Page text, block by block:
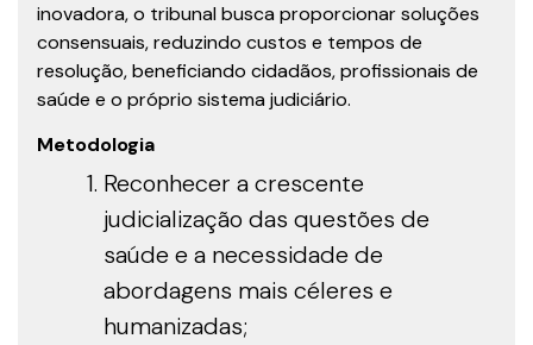
inovadora, o tribunal busca proporcionar soluções
consensuais, reduzindo custos e tempos de
resolução, beneficiando cidadãos, profissionais de
saúde e o próprio sistema judiciário.
Metodologia
Reconhecer a crescente
judicialização das questões de
saúde e a necessidade de
abordagens mais céleres e
humanizadas;